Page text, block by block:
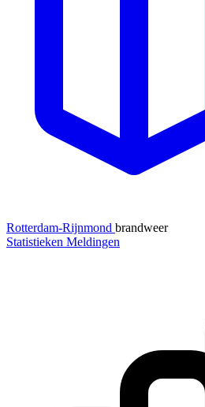
Rotterdam-Rijnmond brandweer
Statistieken Meldingen